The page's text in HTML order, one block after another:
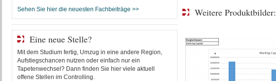
Weitere Produktbilder:
Sehen Sie hier die neuesten Fachbeiträge >>
Eine neue Stelle?
Mit dem Studium fertig, Umzug in eine andere Region,
Aufstiegschancen nutzen oder einfach nur ein
Tapetenwechsel? Dann finden Sie hier viele aktuell
offene Stellen im Controlling.